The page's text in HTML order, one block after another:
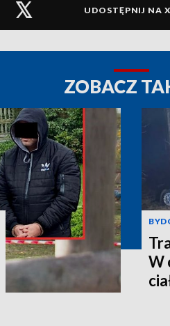
UDOSTĘPNIJ NA X
ZOBACZ
W